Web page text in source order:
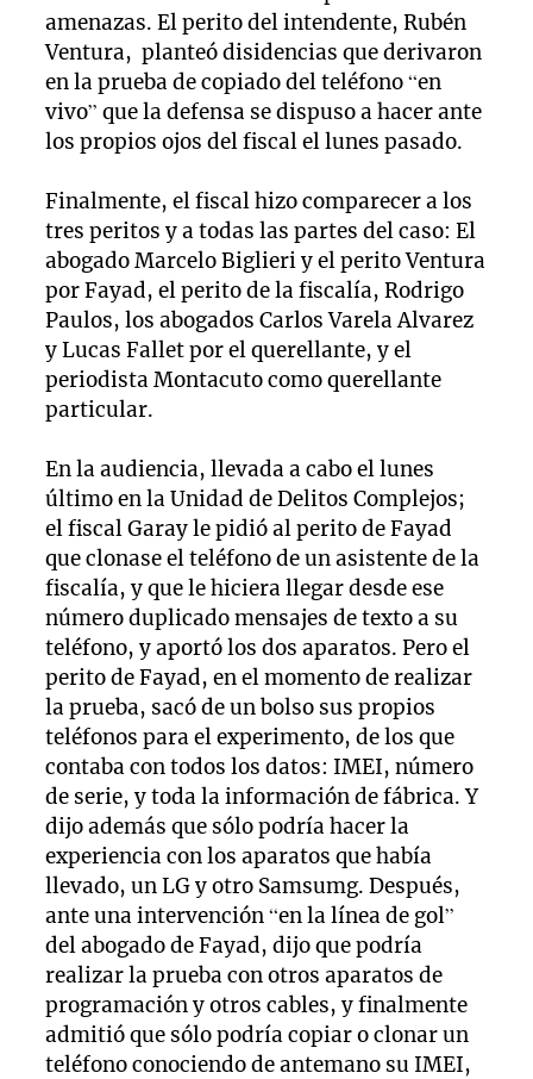
amenazas. El perito del intendente, Rubén
Ventura, planteó disidencias que derivaron
en la prueba de copiado del teléfono “en
vivo” que la defensa se dispuso a hacer ante
los propios ojos del fiscal el lunes pasado.
Finalmente, el fiscal hizo comparecer a los
tres peritos y a todas las partes del caso: El
abogado Marcelo Biglieri y el perito Ventura
por Fayad, el perito de la fiscalía, Rodrigo
Paulos, los abogados Carlos Varela Alvarez
y Lucas Fallet por el querellante, y el
periodista Montacuto como querellante
particular.
En la audiencia, llevada a cabo el lunes
último en la Unidad de Delitos Complejos;
el fiscal Garay le pidió al perito de Fayad
que clonase el teléfono de un asistente de la
fiscalía, y que le hiciera llegar desde ese
número duplicado mensajes de texto a su
teléfono, y aportó los dos aparatos. Pero el
perito de Fayad, en el momento de realizar
la prueba, sacó de un bolso sus propios
teléfonos para el experimento, de los que
contaba con todos los datos: IMEI, número
de serie, y toda la información de fábrica. Y
dijo además que sólo podría hacer la
experiencia con los aparatos que había
llevado, un LG y otro Samsumg. Después,
ante una intervención “en la línea de gol”
del abogado de Fayad, dijo que podría
realizar la prueba con otros aparatos de
programación y otros cables, y finalmente
admitió que sólo podría copiar o clonar un
teléfono conociendo de antemano su IMEI,